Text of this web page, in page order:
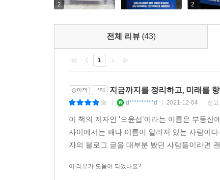
--- p.335
있다는 것이다. 안전마진을 알 수 있다면 아파트
부동산 가치투자를 위해 아파트를 살 때 가장 중
적정가로 사야 수익률이 높은 것은 물론 침체기
--- p.386
2 2
전체 리뷰 (43)
1
종이책 구매 지금까지를 정리하고, 미래를
d**********d 2021-12-04 신고
이 책의 저자인 '오윤섭'이라는 이름은 부동산
사이에서는 꽤나 이름이 알려져 있는 사람이
자의 블로그 글을 대부분 봤던 사람들이라면
이 리뷰가 도움이 되었나요?